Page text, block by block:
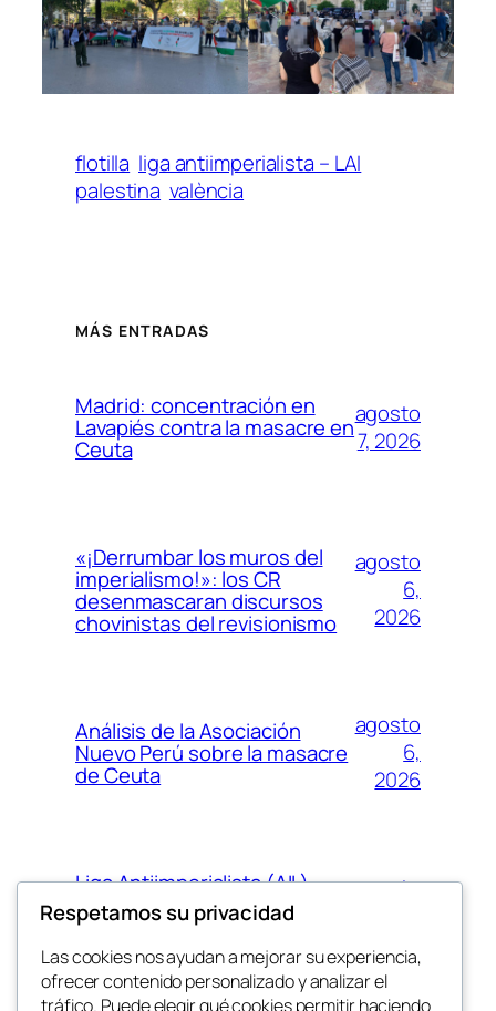
flotilla liga antiimperialista – LAI
palestina valència
MÁS ENTRADAS
Madrid: concentración en
Lavapiés contra la masacre en
Ceuta
agosto
7, 2026
«¡Derrumbar los muros del
imperialismo!»: los CR
desenmascaran discursos
chovinistas del revisionismo
agosto
6,
2026
Análisis de la Asociación
Nuevo Perú sobre la masacre
de Ceuta
agosto
6,
2026
Liga Antiimperialista (AIL)
denuncia el papel del
imperialismo en Ceuta y se
concentrará en València
agosto
Respetamos su privacidad
Las cookies nos ayudan a mejorar su experiencia,
ofrecer contenido personalizado y analizar el
tráfico. Puede elegir qué cookies permitir haciendo